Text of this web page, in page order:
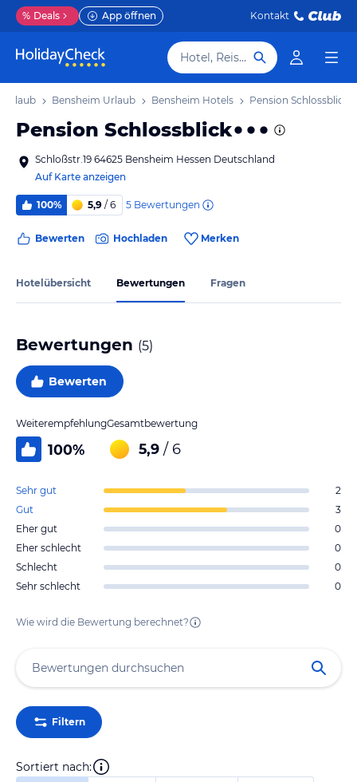
% Deals App öffnen Kontakt
Hotel, Reiseziel
Urlaub Bensheim Urlaub Bensheim Hotels Pension Schlossblick
Pension Schlossblick
Schloßstr.19 64625 Bensheim Hessen Deutschland
Auf Karte anzeigen
100% 5,9 / 6 5 Bewertungen
Bewerten Hochladen Merken
Hotelübersicht Bewertungen Fragen
Bewertungen (5)
Bewerten
Weiterempfehlung
100%
Gesamtbewertung
5,9 / 6
Sehr gut
2
Gut
3
Eher gut
0
Eher schlecht
0
Schlecht
0
Sehr schlecht
0
Wie wird die Bewertung berechnet?
Filtern
Sortiert nach: